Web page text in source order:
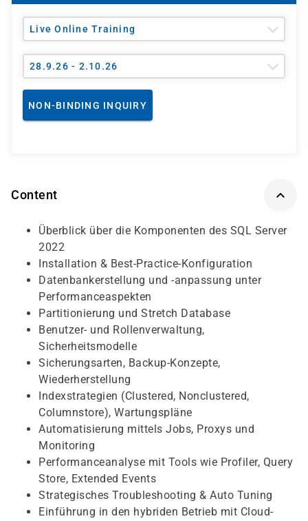
Live Online Training
28.9.26 - 2.10.26
NON-BINDING INQUIRY
Content
Überblick über die Komponenten des SQL Server
2022
Installation & Best-Practice-Konfiguration
Datenbankerstellung und -anpassung unter
Performanceaspekten
Partitionierung und Stretch Database
Benutzer- und Rollenverwaltung,
Sicherheitsmodelle
Sicherungsarten, Backup-Konzepte,
Wiederherstellung
Indexstrategien (Clustered, Nonclustered,
Columnstore), Wartungspläne
Automatisierung mittels Jobs, Proxys und
Monitoring
Performanceanalyse mit Tools wie Profiler, Query
Store, Extended Events
Strategisches Troubleshooting & Auto Tuning
Einführung in den hybriden Betrieb mit Cloud-